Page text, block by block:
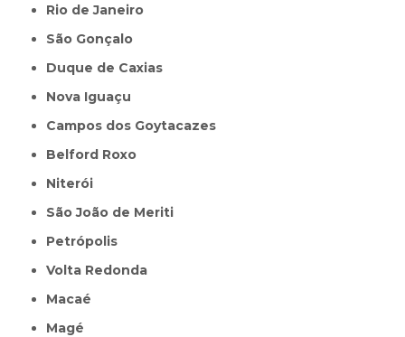
Rio de Janeiro
São Gonçalo
Duque de Caxias
Nova Iguaçu
Campos dos Goytacazes
Belford Roxo
Niterói
São João de Meriti
Petrópolis
Volta Redonda
Macaé
Magé